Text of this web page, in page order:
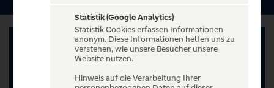
Statistik (Google Analytics)
Statistik Cookies erfassen Informationen
anonym. Diese Informationen helfen uns zu
verstehen, wie unsere Besucher unsere
Website nutzen.
Hinweis auf die Verarbeitung Ihrer